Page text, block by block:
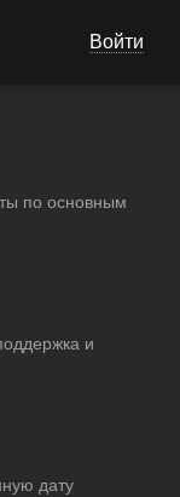
Войти
по основным
и
дату